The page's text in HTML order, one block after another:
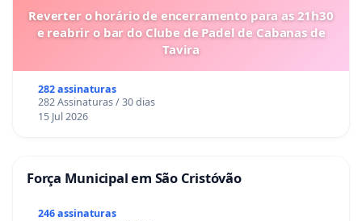
Reverter o horário de encerramento para as 21h30
e reabrir o bar do Clube de Padel de Cabanas de
Tavira
282 assinaturas
282 Assinaturas / 30 dias
15 Jul 2026
Força Municipal em São Cristóvão
246 assinaturas